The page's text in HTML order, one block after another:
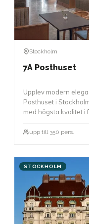
Stockholm
7A Posthuset
Upplev modern
Posthuset i
med högsta kvalitet i
upp till 350 pers.
STOCKHOLM